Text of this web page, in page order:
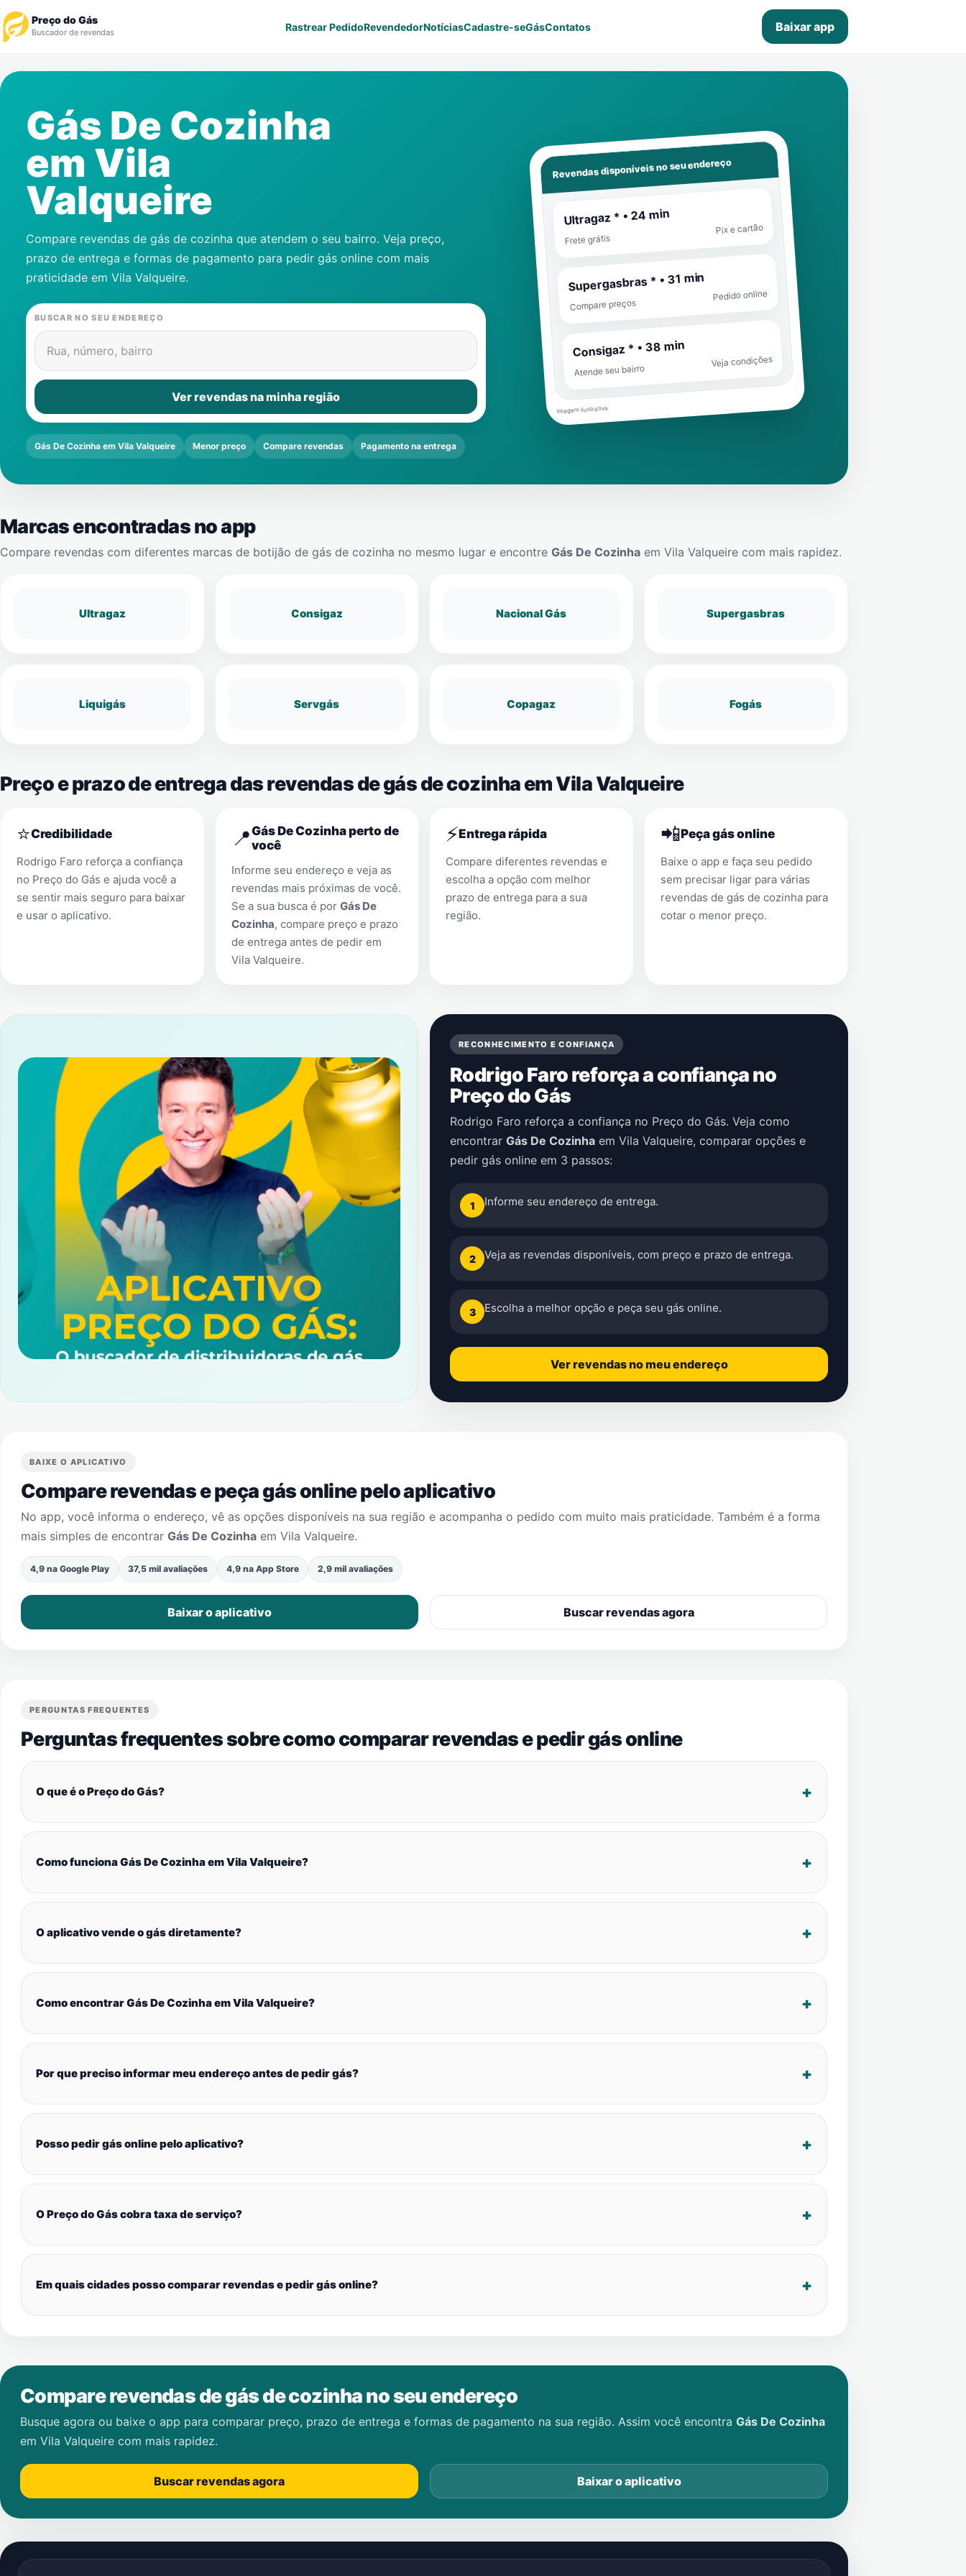
Preço do Gás
Buscador de revendas Rastrear PedidoRevendedorNotíciasCadastre-seGásContatos Baixar app
Revendedor
Notícias
Cadastre-se
Contatos
Gás De Cozinha
em Vila
Valqueire
Compare revendas de gás de cozinha que atendem o seu bairro. Veja preço,
prazo de entrega e formas de pagamento para pedir gás online com mais
praticidade em Vila Valqueire.
BUSCAR NO SEU ENDEREÇO
Rua, número, bairro
Ver revendas na minha região
Gás De Cozinha em Vila Valqueire Menor preço Compare revendas Pagamento na entrega
Revendas disponíveis no seu endereço
Ultragaz * • 24 min
Frete grátis
Pix e cartão
Supergasbras * • 31 min
Compare preços
Pedido online
Consigaz * • 38 min
Atende seu bairro
Veja condições
Imagem ilustrativa
Marcas encontradas no app
Compare revendas com diferentes marcas de botijão de gás de cozinha no mesmo lugar e encontre Gás De Cozinha em Vila Valqueire com mais rapidez.
Ultragaz Consigaz Nacional Gás Supergasbras
Liquigás Servgás Copagaz Fogás
Preço e prazo de entrega das revendas de gás de cozinha em Vila Valqueire
⭐Credibilidade
Rodrigo Faro reforça a confiança
no Preço do Gás e ajuda você a
se sentir mais seguro para baixar
e usar o aplicativo.
📍Gás De Cozinha perto de
você
Informe seu endereço e veja as
revendas mais próximas de você.
Se a sua busca é por Gás De
Cozinha, compare preço e prazo
de entrega antes de pedir em
Vila Valqueire.
⚡Entrega rápida
Compare diferentes revendas e
escolha a opção com melhor
prazo de entrega para a sua
região.
📲Peça gás online
Baixe o app e faça seu pedido
sem precisar ligar para várias
revendas de gás de cozinha para
cotar o menor preço.
RECONHECIMENTO E CONFIANÇA
Rodrigo Faro reforça a confiança no
Preço do Gás
Rodrigo Faro reforça a confiança no Preço do Gás. Veja como
encontrar Gás De Cozinha em Vila Valqueire, comparar opções e
pedir gás online em 3 passos:
1 Informe seu endereço de entrega.
2 Veja as revendas disponíveis, com preço e prazo de entrega.
3 Escolha a melhor opção e peça seu gás online.
Ver revendas no meu endereço
BAIXE O APLICATIVO
Compare revendas e peça gás online pelo aplicativo
No app, você informa o endereço, vê as opções disponíveis na sua região e acompanha o pedido com muito mais praticidade. Também é a forma
mais simples de encontrar Gás De Cozinha em Vila Valqueire.
4,9 na Google Play 37,5 mil avaliações 4,9 na App Store 2,9 mil avaliações
Baixar o aplicativo Buscar revendas agora
PERGUNTAS FREQUENTES
Perguntas frequentes sobre como comparar revendas e pedir gás online
O que é o Preço do Gás?
Como funciona Gás De Cozinha em Vila Valqueire?
O aplicativo vende o gás diretamente?
Como encontrar Gás De Cozinha em Vila Valqueire?
Por que preciso informar meu endereço antes de pedir gás?
Posso pedir gás online pelo aplicativo?
O Preço do Gás cobra taxa de serviço?
Em quais cidades posso comparar revendas e pedir gás online?
Compare revendas de gás de cozinha no seu endereço
Busque agora ou baixe o app para comparar preço, prazo de entrega e formas de pagamento na sua região. Assim você encontra Gás De Cozinha
em Vila Valqueire com mais rapidez.
Buscar revendas agora Baixar o aplicativo